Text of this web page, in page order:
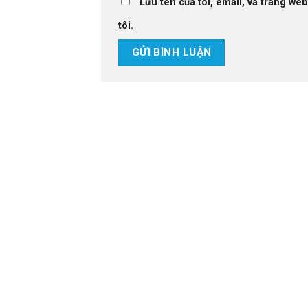
Lưu tên của tôi, email, và trang
tôi.